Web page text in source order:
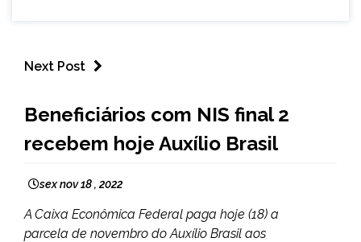
Next Post
NOTÍCIAS
Beneficiários com NIS final 2
recebem hoje Auxílio Brasil
sex nov 18 , 2022
A Caixa Econômica Federal paga hoje (18) a
parcela de novembro do Auxílio Brasil aos